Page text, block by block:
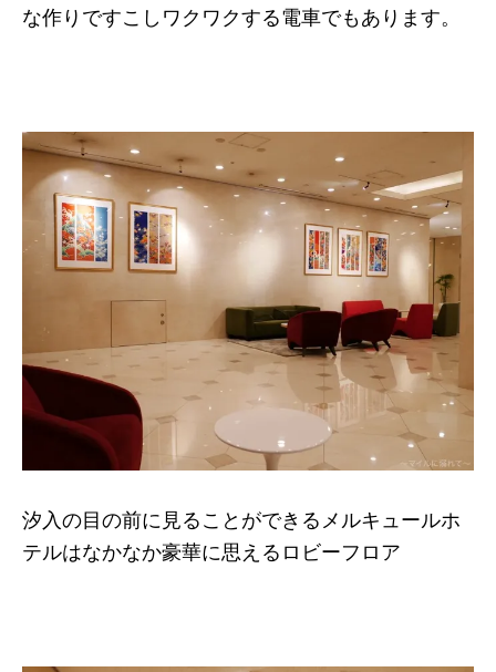
な作りですこしワクワクする電車でもあります。
汐入の目の前に見ることができるメルキュールホ
テルはなかなか豪華に思えるロビーフロア